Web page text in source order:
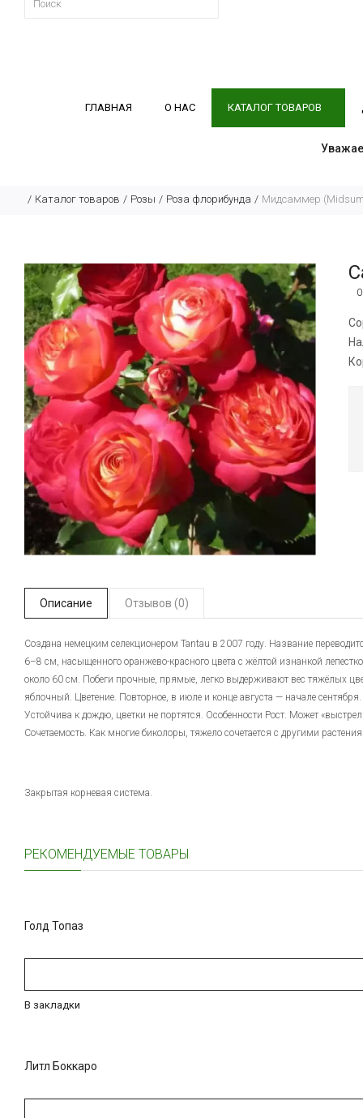
ГЛАВНАЯ О НАС КАТАЛОГ ТОВАРОВ
Каталог товаров Розы Роза флорибунда Мидсаммер
Описание Отзывов (0)
Создана немецким селекционером Tantau в 2007 году. Название
6–8 см, насыщенного оранжево-красного цвета с жёлтой изнанкой
около 60 см. Побеги прочные, прямые, легко выдерживают вес тяжёлых
яблочный. Цветение. Повторное, в июле и конце августа — начале
Устойчива к дождю, цветки не портятся. Особенности Рост. Может
Сочетаемость. Как многие биколоры, тяжело сочетается с другими
Закрытая корневая система.
РЕКОМЕНДУЕМЫЕ ТОВАРЫ
Голд Топаз
В закладки
Литл Боккаро